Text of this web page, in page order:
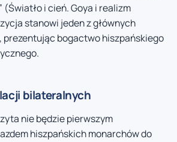
(Światło i cień. Goya i realizm
stanowi jeden z głównych
bogactwo hiszpańskiego
bilateralnych
nie będzie pierwszym
hiszpańskich monarchów do